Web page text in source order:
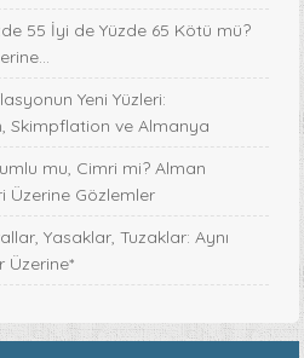
55 İyi de Yüzde 65 Kötü mü?
Yeni Yüzleri:
Skimpflation ve Almanya
mu, Cimri mi? Alman
Üzerine Gözlemler
Yasaklar, Tuzaklar: Aynı
Üzerine*